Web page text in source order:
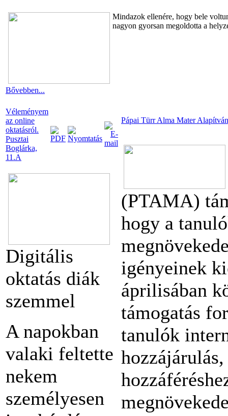
Mindazok ellenére, hogy bele
nagyon gyorsan megoldotta a
Bővebben...
Véleményem
az online
oktatásról.
Pusztai
Boglárka,
11.A
Digitális
oktatás diák
szemmel
A napokban
valaki feltette
nekem
személyesen
Pápai Türr Alma Mater
(PTAMA)
hogy a
igényeinek
áprilisában
támogatás
tanulók